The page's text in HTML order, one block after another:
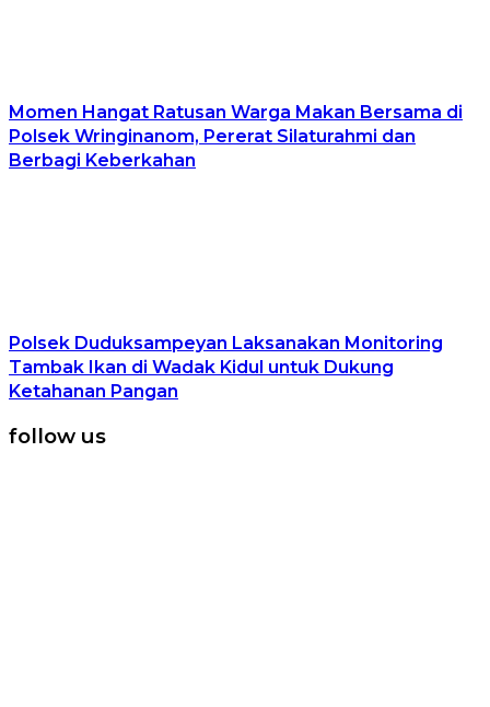
Momen Hangat Ratusan Warga Makan Bersama di
Polsek Wringinanom, Pererat Silaturahmi dan
Berbagi Keberkahan
Polsek Duduksampeyan Laksanakan Monitoring
Tambak Ikan di Wadak Kidul untuk Dukung
Ketahanan Pangan
follow us